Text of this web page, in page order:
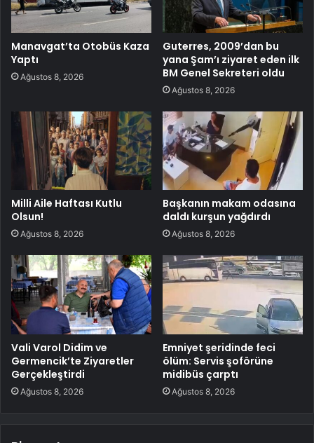
Manavgat’ta Otobüs Kaza
Yaptı
Ağustos 8, 2026
Guterres, 2009’dan bu
yana Şam’ı ziyaret eden ilk
BM Genel Sekreteri oldu
Ağustos 8, 2026
Milli Aile Haftası Kutlu
Olsun!
Ağustos 8, 2026
Başkanın makam odasına
daldı kurşun yağdırdı
Ağustos 8, 2026
Vali Varol Didim ve
Germencik’te Ziyaretler
Gerçekleştirdi
Ağustos 8, 2026
Emniyet şeridinde feci
ölüm: Servis şoförüne
midibüs çarptı
Ağustos 8, 2026